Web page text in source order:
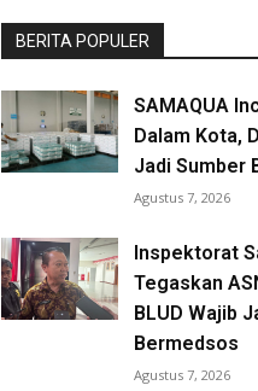
BERITA POPULER
SAMAQUA
Dalam Kota,
Jadi Sumber
Agustus 7, 2026
Inspektorat
Tegaskan
BLUD Wajib
Bermedsos
Agustus 7, 2026